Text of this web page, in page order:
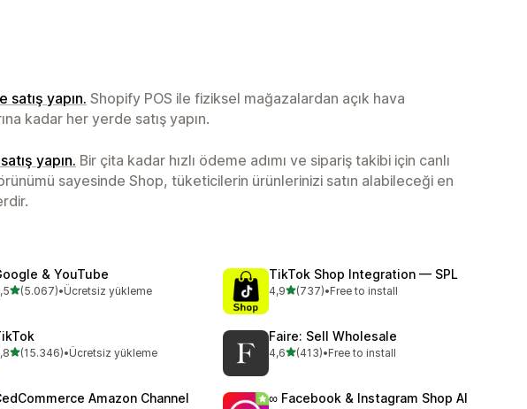
satış yapın. Shopify POS ile fiziksel mağazalardan açık hava
kadar her yerde satış yapın.
yapın. Bir çita kadar hızlı ödeme adımı ve sipariş takibi için canlı
sayesinde Shop, tüketicilerin ürünlerinizi satın alabileceği en
& YouTube
5 yıldız üzerinden
(5.067)
5067 değerlendirme
•Ücretsiz yükleme
TikTok Shop Integration — SPL
4,95 yıldız üzerinden
(737)
toplam 737 değerlendirme
•Free to install
5 yıldız üzerinden
(15.346)
15346 değerlendirme
•Ücretsiz yükleme
Faire: Sell Wholesale
4,65 yıldız üzerinden
(413)
toplam 413 değerlendirme
•Free to install
Amazon Channel ∞ Facebook & Instagram Shop AI